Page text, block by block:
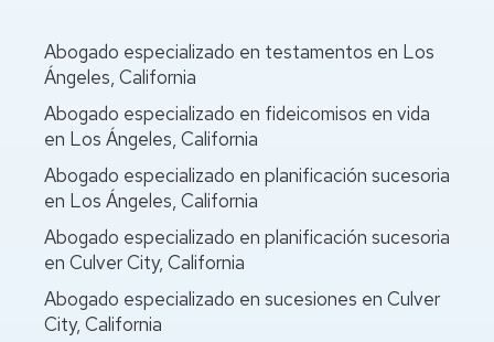
Abogado especializado en testamentos en Los
Ángeles, California
Abogado especializado en fideicomisos en vida
en Los Ángeles, California
Abogado especializado en planificación sucesoria
en Los Ángeles, California
Abogado especializado en planificación sucesoria
en Culver City, California
Abogado especializado en sucesiones en Culver
City, California